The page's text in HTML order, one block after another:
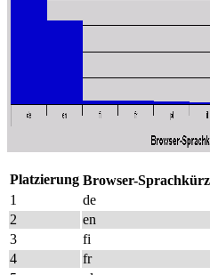
Platzierung Browser-
1
de
2
en
3
fi
4
fr